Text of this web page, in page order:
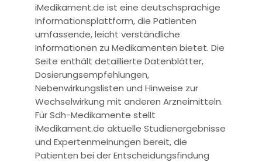
iMedikament.de ist eine deutschsprachige
Informationsplattform, die Patienten
umfassende, leicht verständliche
Informationen zu Medikamenten bietet. Die
Seite enthält detaillierte Datenblätter,
Dosierungsempfehlungen,
Nebenwirkungslisten und Hinweise zur
Wechselwirkung mit anderen Arzneimitteln.
Für Sdh-Medikamente stellt
iMedikament.de aktuelle Studienergebnisse
und Expertenmeinungen bereit, die
Patienten bei der Entscheidungsfindung